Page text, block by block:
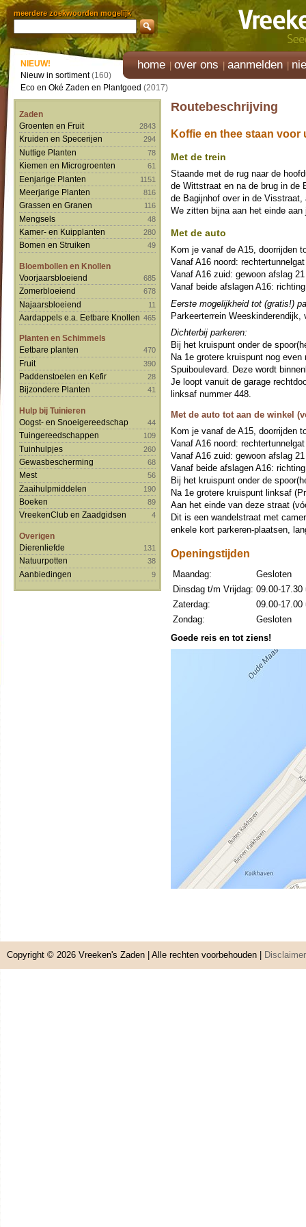
meerdere zoekwoorden mogelijk
home over ons aanmelden
NIEUW!
Nieuw in sortiment(160)
Eco en Oké Zaden en Plantgoed (2017)
Zaden
Groenten en Fruit
2843
Kruiden en Specerijen 294
Nuttige Planten 78
Kiemen en Microgroenten 61
Eenjarige Planten 1151
Meerjarige Planten 816
Grassen en Granen 116
Mengsels 48
Kamer- en Kuipplanten 280
Bomen en Struiken 49
Bloembollen en Knollen
Voorjaarsbloeiend
685
Zomerbloeiend 678
Najaarsbloeiend 11
Aardappels e.a. Eetbare Knollen 465
Planten en Schimmels
Eetbare planten
470
Fruit 390
Paddenstoelen en Kefir 28
Bijzondere Planten 41
Hulp bij Tuinieren
Oogst- en Snoeigereedschap
44
Tuingereedschappen 109
Tuinhulpjes 260
Gewasbescherming 68
Mest 56
Zaaihulpmiddelen 190
Boeken 89
VreekenClub en Zaadgidsen 4
Overigen
Dierenliefde
131
Natuurpotten 38
Aanbiedingen 9
Routebeschrijving
Koffie en thee staan
Met de trein
Staande met de rug naar de
de Wittstraat en na de brug in de
de Bagijnhof over in de
We zitten bijna aan het einde aan
Met de auto
Kom je vanaf de A15, doorrijden
Vanaf A16 noord:
Vanaf A16 zuid: gewoon afslag
Vanaf beide afslagen A16:
Eerste mogelijkheid tot (gratis!)
Parkeerterrein
Dichterbij parkeren:
Bij het kruispunt onder de
Na 1e grotere kruispunt nog
Spuiboulevard. Deze wordt
Je loopt vanuit de garage
linksaf nummer 448.
Met de auto tot aan de winkel
Kom je vanaf de A15, doorrijden
Vanaf A16 noord:
Vanaf A16 zuid: gewoon afslag
Vanaf beide afslagen A16:
Bij het kruispunt onder de
Na 1e grotere kruispunt linksaf
Aan het einde van deze straat
Dit is een wandelstraat met
enkele kort parkeren-plaatsen,
Openingstijden
Maandag:
Gesloten
Dinsdag t/m Vrijdag: 09.00-17.30
Zaterdag:
09.00-17.00
Zondag:
Gesloten
Goede reis en tot ziens!
Copyright © 2026 Vreeken's Zaden | Alle rechten voorbehouden | Disclaimer